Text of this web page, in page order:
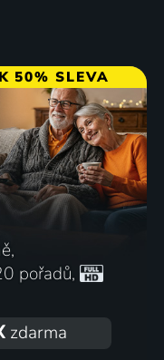
50% SLEVA
pořadů,
zdarma